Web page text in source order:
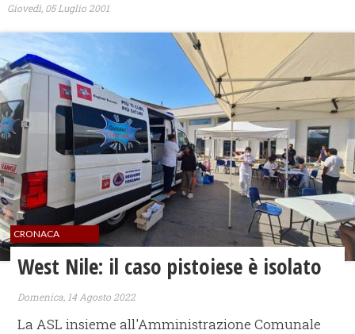
Giovedì, 05 Luglio 2001
CRONACA
West Nile: il caso pistoiese è isolato
Domenica, 14 Agosto 2022
La ASL insieme all'Amministrazione Comunale